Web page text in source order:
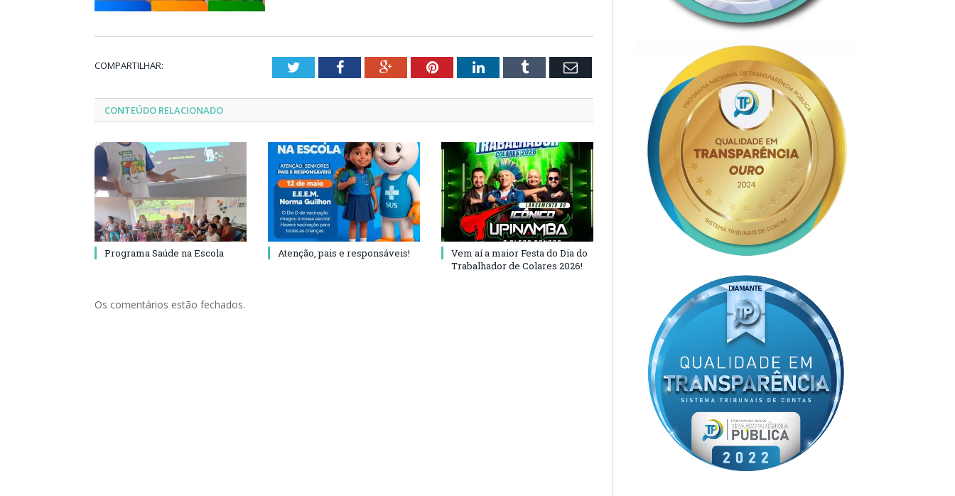
COMPARTILHAR: TwitterFacebookGoogle+PinterestLinkedInTumblr Email
CONTEÚDO RELACIONADO
Programa Saúde na Escola Atenção, pais e responsáveis!
Vem aí a maior Festa do Dia do
Trabalhador de Colares 2026!
Os comentários estão fechados.